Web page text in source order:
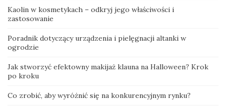
Kaolin w kosmetykach – odkryj jego właściwości i
zastosowanie
Poradnik dotyczący urządzenia i pielęgnacji altanki w
ogrodzie
Jak stworzyć efektowny makijaż klauna na Halloween? Krok
po kroku
Co zrobić, aby wyróżnić się na konkurencyjnym rynku?